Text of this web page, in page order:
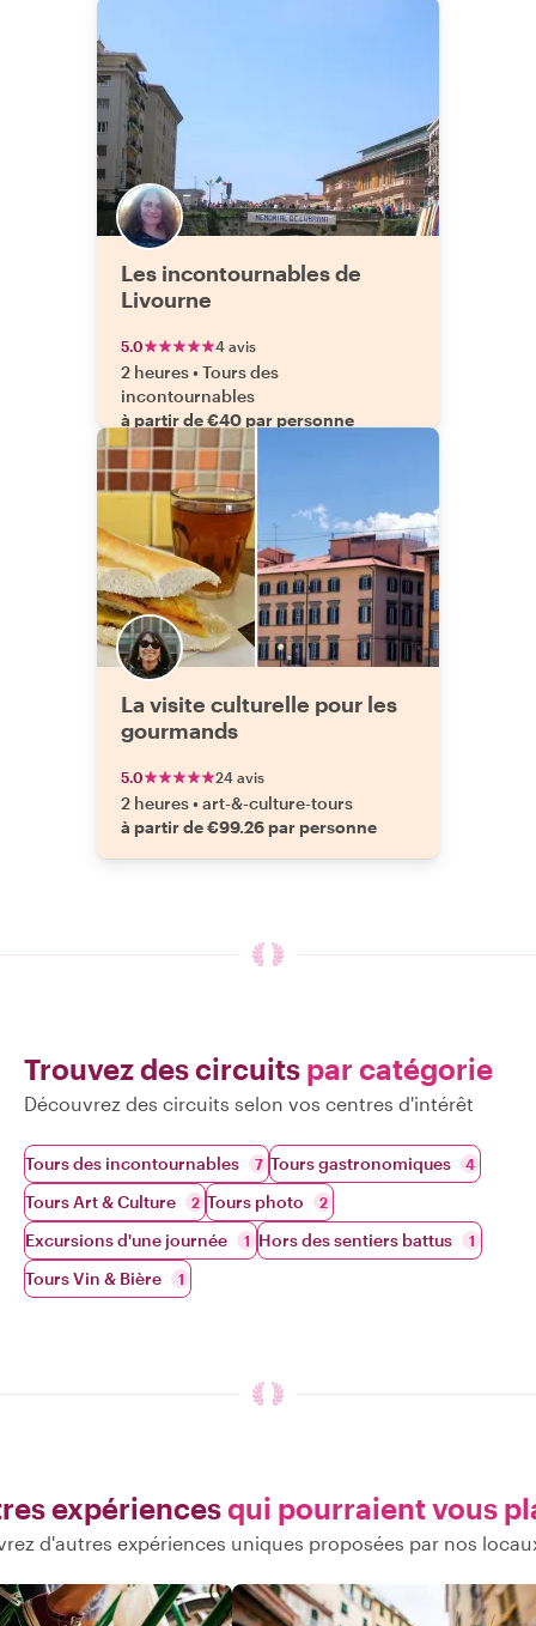
Les incontournables de
Livourne
5.0 4 avis
2 heures•Tours des
incontournables
à partir de €40 par personne
La visite culturelle pour les
gourmands
5.0 24 avis
2 heures•art-&-culture-tours
à partir de €99.26 par personne
Trouvez des circuits par catégorie
Découvrez des circuits selon vos centres d'intérêt
Tours des incontournables 7 Tours gastronomiques 4
Tours Art & Culture 2 Tours photo 2
Excursions d'une journée 1 Hors des sentiers battus 1
Tours Vin & Bière 1
expériencesqui pourraient vous
d'autres expériences uniques proposées par nos